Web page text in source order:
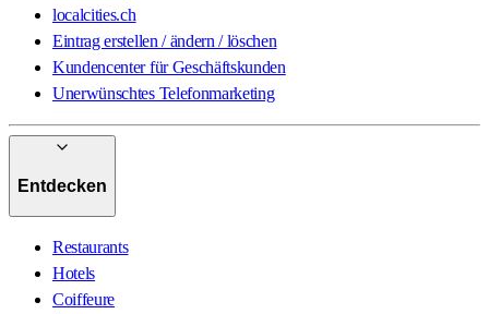
localcities.ch
Eintrag erstellen / ändern / löschen
Kundencenter für Geschäftskunden
Unerwünschtes Telefonmarketing
Entdecken
Restaurants
Hotels
Coiffeure